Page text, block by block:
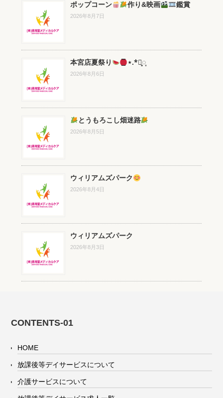
ポップコーン 作り&映画 鑑賞
2026年8月7日
本宮店夏祭り ⋆.*⃝̥◌̥
2026年8月6日
とうもろこし畑迷路
2026年8月5日
ウィリアムズパーク
2026年8月4日
ウィリアムズパーク
2026年8月3日
CONTENTS-01
HOME
放課後等デイサービスについて
介護サービスについて